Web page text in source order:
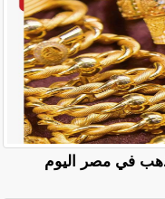
أسعار الذهب في مصر اليوم